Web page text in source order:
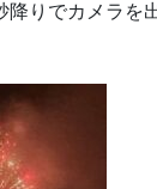
降りでカメラを